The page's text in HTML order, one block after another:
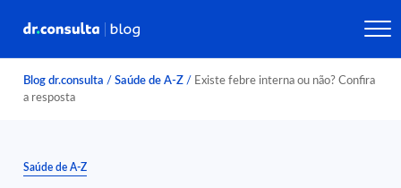
Blog dr.consulta / Saúde de A-Z / Existe febre interna ou não? Confira
a resposta
Saúde de A-Z